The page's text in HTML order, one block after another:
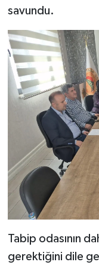
savundu.
Tabip odasının
gerektiğini dile